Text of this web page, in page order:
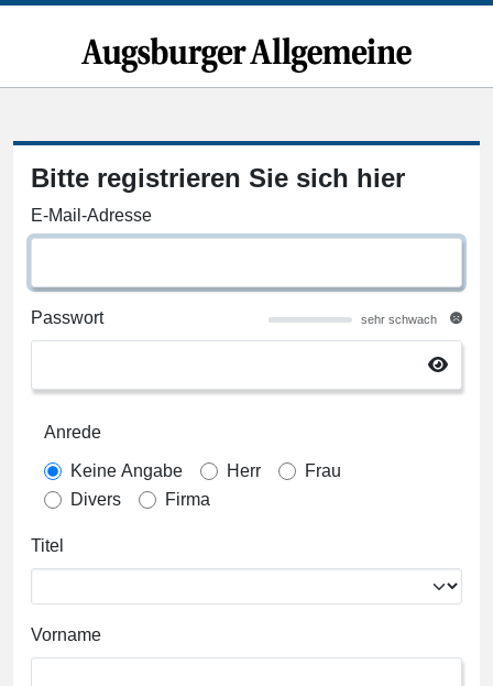
Bitte registrieren Sie sich hier
E-Mail-Adresse
Passwort sehr schwach
Anrede
Keine Angabe Herr
Frau
Divers
Firma
Titel
Vorname